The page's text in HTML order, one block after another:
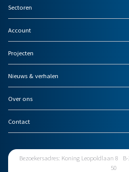
Sectoren
Account
Projecten
Nieuws & verhalen
Over ons
Contact
Bezoekersadres: Koning Leopoldlaan 8
50